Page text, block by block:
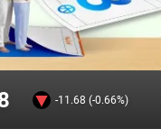
-11.68 (-0.66%)